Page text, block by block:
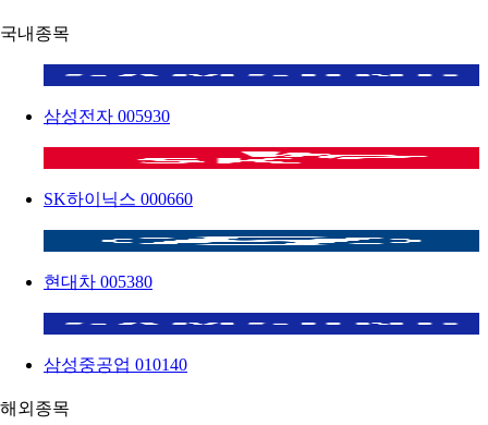
국내종목
삼성전자 005930
SK하이닉스 000660
현대차 005380
삼성중공업 010140
해외종목